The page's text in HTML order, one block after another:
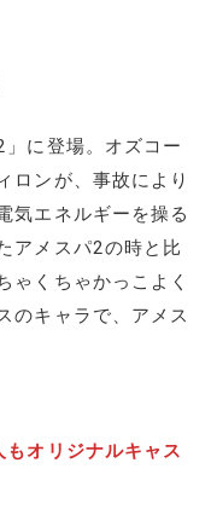
」に登場。オズコー
ロンが、事故により
気エネルギーを操る
アメスパ2の時と比
ゃくちゃかっこよく
のキャラで、アメス
オリジナルキャス